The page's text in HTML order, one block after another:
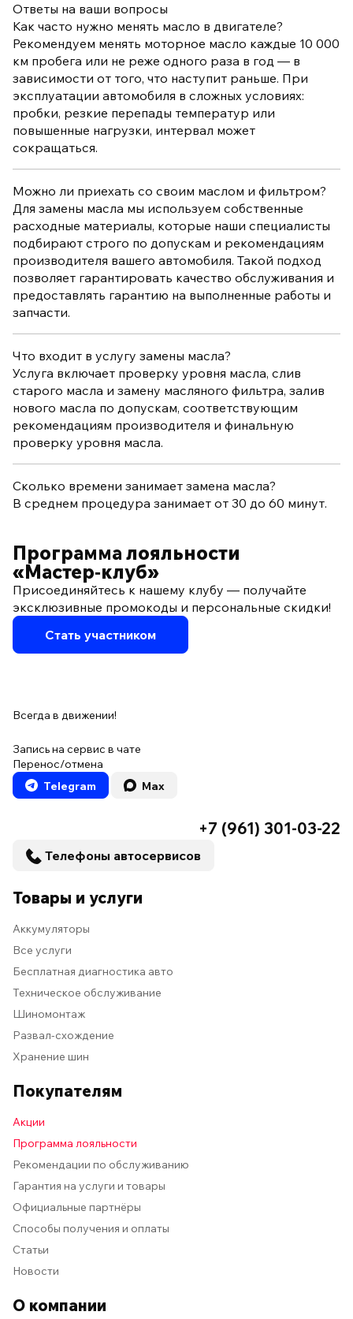
Ответы на ваши вопросы
Как часто нужно менять масло в двигателе?
Рекомендуем менять моторное масло каждые 10 000
км пробега или не реже одного раза в год — в
зависимости от того, что наступит раньше. При
эксплуатации автомобиля в сложных условиях:
пробки, резкие перепады температур или
повышенные нагрузки, интервал может
сокращаться.
Можно ли приехать со своим маслом и фильтром?
Для замены масла мы используем собственные
расходные материалы, которые наши специалисты
подбирают строго по допускам и рекомендациям
производителя вашего автомобиля. Такой подход
позволяет гарантировать качество обслуживания и
предоставлять гарантию на выполненные работы и
запчасти.
Что входит в услугу замены масла?
Услуга включает проверку уровня масла, слив
старого масла и замену масляного фильтра, залив
нового масла по допускам, соответствующим
рекомендациям производителя и финальную
проверку уровня масла.
Сколько времени занимает замена масла?
В среднем процедура занимает от 30 до 60 минут.
Программа лояльности
«Мастер‑клуб»
Присоединяйтесь к нашему клубу — получайте
эксклюзивные промокоды и персональные скидки!
Стать участником
Всегда в движении!
Запись на сервис в чате
Перенос/отмена
Telegram
Max
+7 (961) 301-03-22
Телефоны автосервисов
Товары и услуги
Аккумуляторы
Все услуги
Бесплатная диагностика авто
Техническое обслуживание
Шиномонтаж
Развал-схождение
Хранение шин
Покупателям
Акции
Программа лояльности
Рекомендации по обслуживанию
Гарантия на услуги и товары
Официальные партнёры
Способы получения и оплаты
Статьи
Новости
О компании